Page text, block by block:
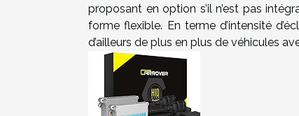
proposant en option s’il n’est pas
forme flexible. En terme d’intensité
d’ailleurs de plus en plus de véhicules